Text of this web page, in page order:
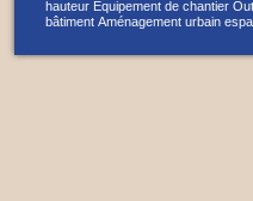
hauteur Equipement de chantier
bâtiment Aménagement urbain